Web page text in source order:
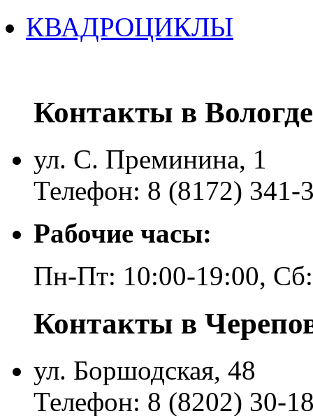
КВАДРОЦИКЛЫ
Контакты в Вологде
ул. С. Преминина, 1
Телефон: 8 (8172) 341-
Рабочие часы:
Пн-Пт: 10:00-19:00,
Контакты в
ул. Боршодская, 48
Телефон: 8 (8202) 30-